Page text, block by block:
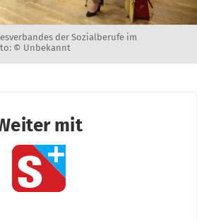
der Sozialberufe im
© Unbekannt